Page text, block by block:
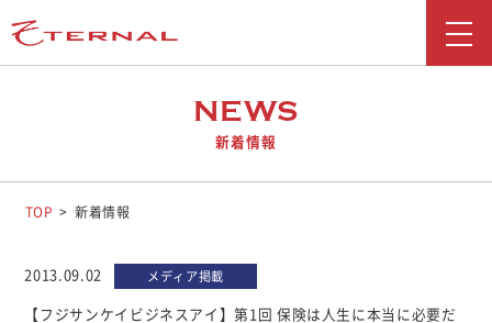
NEWS
新着情報
TOP 新着情報
2013.09.02 メディア掲載
【フジサンケイビジネスアイ】第1回 保険は人生に本当に必要だ